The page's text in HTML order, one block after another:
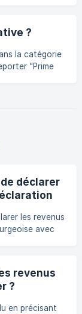
Ce
calculé en
et votre lieu
?
la catégorie
"Prime
déclarer
les revenus
avec
revenus
?
en précisant